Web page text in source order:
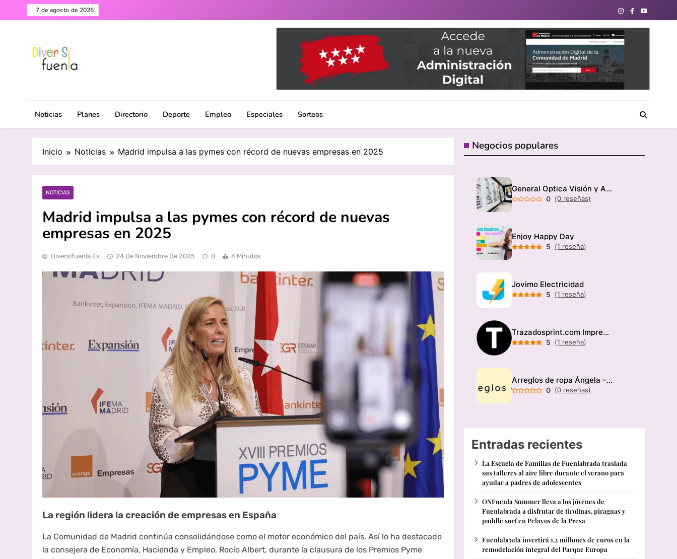
al
7 de agosto de 2026
Diversifuenla – Tu medio digital de referencia en Fuenlabrada. Noticias, eventos culturales, gastronomía y un directorio de negocios locales para conectar con tu
Noticias
Planes Directorio Deporte Empleo Especiales Sorteos
Inicio Noticias Madrid impulsa a las pymes con récord de nuevas empresas en 2025
NOTICIAS
Madrid impulsa a las pymes con récord de nuevas
empresas en 2025
Diversifuenla.es 24 De Noviembre De 2025 0 4 Minutos
La región lidera la creación de empresas en España
La Comunidad de Madrid continúa consolidándose como el motor económico del país. Así lo ha destacado
la consejera de Economía, Hacienda y Empleo, Rocío Albert, durante la clausura de los Premios Pyme
Negocios populares
General Optica Visión y Audición
0 (0 reseñas)
Enjoy Happy Day
5 (1 reseña)
Jovimo Electricidad
5 (1 reseña)
Trazadosprint.com Imprenta
5 (1 reseña)
Arreglos de ropa Ángela – Modista
0 (0 reseñas)
Entradas recientes
La Escuela de Familias de Fuenlabrada traslada
sus talleres al aire libre durante el verano para
ayudar a padres de adolescentes
ONFuenla Summer lleva a los jóvenes de
Fuenlabrada a disfrutar de tirolinas, piraguas y
paddle surf en Pelayos de la Presa
Fuenlabrada invertirá 1,2 millones de euros en la
remodelación integral del Parque Europa